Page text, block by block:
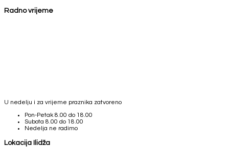
Radno vrijeme
U nedelju i za vrijeme praznika zatvoreno
Pon-Petak 8.00 do 18.00
Subota 8.00 do 18.00
Nedelja ne radimo
Lokacija Ilidža